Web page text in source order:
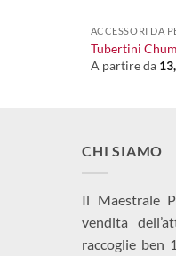
ACCESSORI DA
Tubertini
A partire da
CHI SIAMO
Il Maestrale
vendita
raccoglie ben